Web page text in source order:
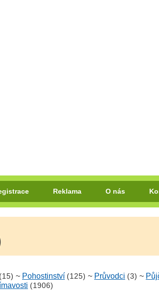
Reklama O nás
(15) ~ Pohostinství (125) ~ Průvodci (3) ~
(1906)